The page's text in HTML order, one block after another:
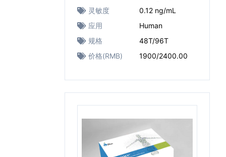
灵敏度
0.12 ng/mL
应用
Human
规格
48T/96T
价格(RMB)
1900/2400.00